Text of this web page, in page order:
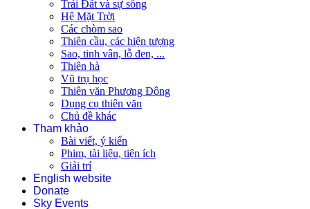
Trái Đất và sự sống
Hệ Mặt Trời
Các chòm sao
Thiên cầu, các hiện tượng
Sao, tinh vân, lỗ đen, ...
Thiên hà
Vũ trụ học
Thiên văn Phương Đông
Dụng cụ thiên văn
Chủ đề khác
Tham khảo
Bài viết, ý kiến
Phim, tài liệu, tiện ích
Giải trí
English website
Donate
Sky Events